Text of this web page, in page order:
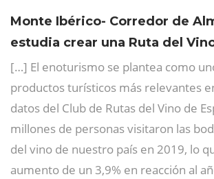
Monte Ibérico- Corredor de
estudia crear una Ruta del
[…] El enoturismo se plantea como
productos turísticos más relevantes
datos del Club de Rutas del Vino de
millones de personas visitaron las
del vino de nuestro país en 2019, lo
aumento de un 3,9% en reacción al